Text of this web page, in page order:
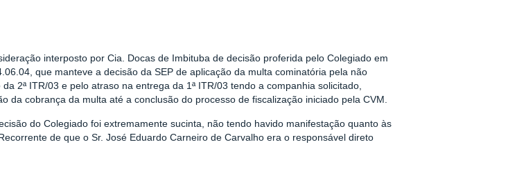
interposto por Cia. Docas de Imbituba de decisão proferida pelo Colegiado em
que manteve a decisão da SEP de aplicação da multa cominatória pela não
2ª ITR/03 e pelo atraso na entrega da 1ª ITR/03 tendo a companhia solicitado,
da cobrança da multa até a conclusão do processo de fiscalização iniciado pela CVM.
do Colegiado foi extremamente sucinta, não tendo havido manifestação quanto às
de que o Sr. José Eduardo Carneiro de Carvalho era o responsável direto